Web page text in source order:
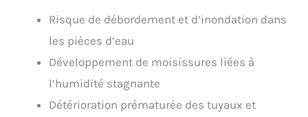
Risque de débordement et d’inondation dans
les pièces d’eau
Développement de moisissures liées à
l’humidité stagnante
Détérioration prématurée des tuyaux et